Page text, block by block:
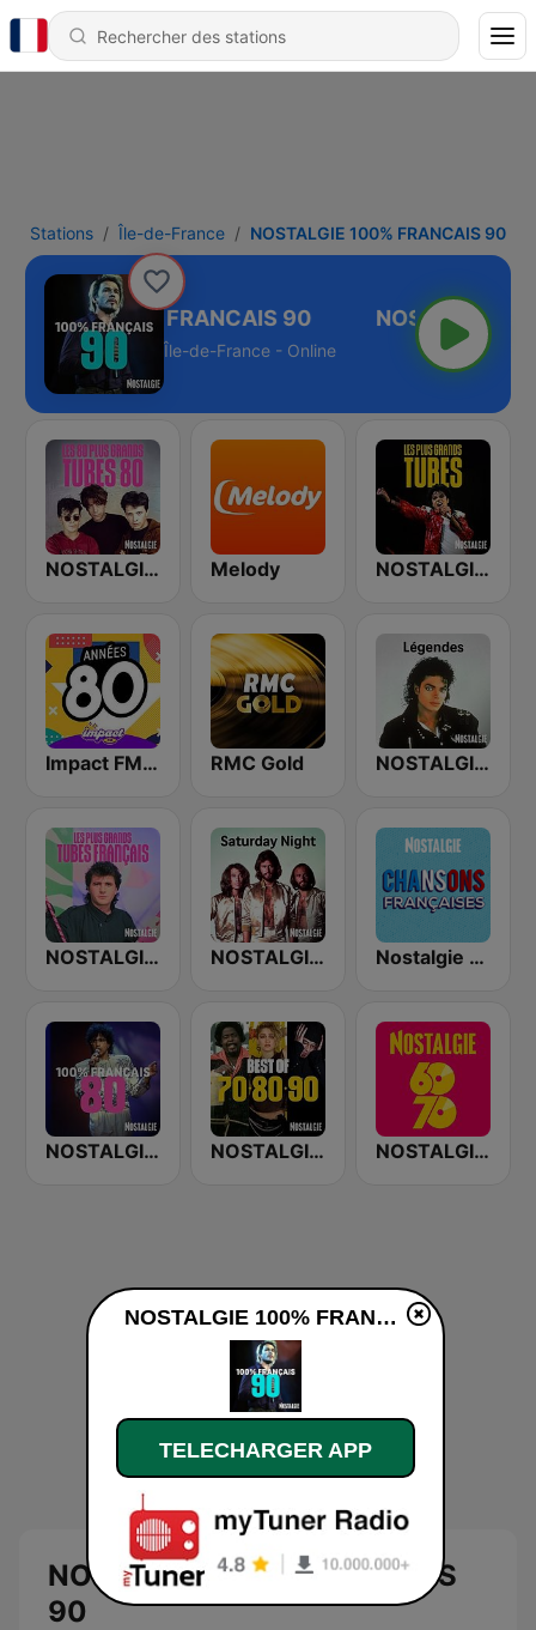
Stations Île-de-France NOSTALGIE 100% FRANCAIS 90
100% FRANCAIS 90
Île-de-France - Online
NOSTALGIE LES 80 PLUS GRANDS TUBES 80 Melody NOSTALGIE LES PLUS GRANDS TUBES
Impact FM - Années 80 RMC Gold NOSTALGIE LEGENDES
NOSTALGIE LES PLUS GRANDS TUBES FRANCAIS NOSTALGIE SATURDAY NIGHT Nostalgie Chansons Francaises
NOSTALGIE 100% FRANCAIS 80 NOSTALGIE BEST OF 70 80 90 NOSTALGIE 60 70
NOSTALGIE 100% FRANCAIS
90
NOSTALGIE 100% FRANCAIS 90 en ligne
TELECHARGER APP